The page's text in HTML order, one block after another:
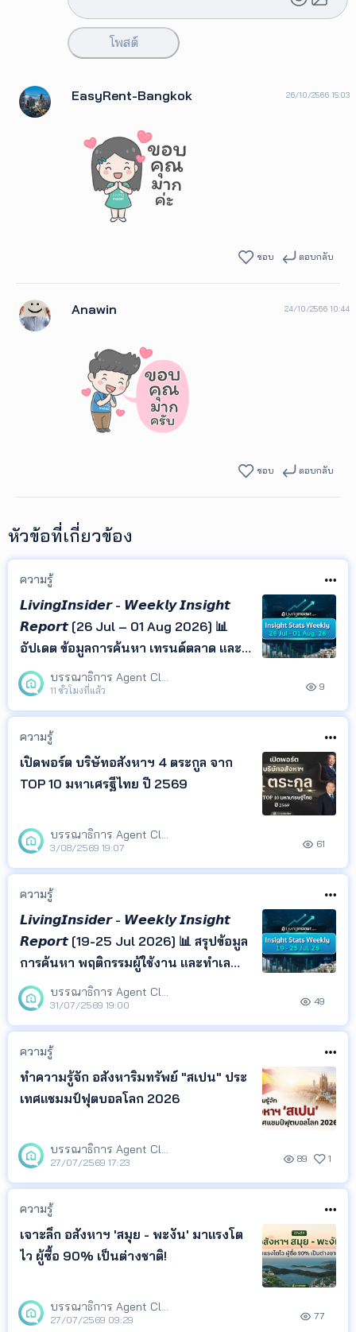
โพสต์
EasyRent-Bangkok 26/10/2566 15:03
ชอบ ตอบกลับ
Anawin 24/10/2566 10:44
ชอบ ตอบกลับ
หัวข้อที่เกี่ยวข้อง
ความรู้
𝙇𝙞𝙫𝙞𝙣𝙜𝙄𝙣𝙨𝙞𝙙𝙚𝙧 - 𝙒𝙚𝙚𝙠𝙡𝙮 𝙄𝙣𝙨𝙞𝙜𝙝𝙩
𝙍𝙚𝙥𝙤𝙧𝙩 [26 Jul – 01 Aug 2026] 📊
อัปเดต ข้อมูลการค้นหา เทรนด์ตลาด และ
ทำเลยอดนิยม จาก LivingInsider พร้อม
Insight ที่ช่วยให้คุณเข้าใจพฤติกรรมผู้
ค้นหา และติดตามทิศทางตลาด
อสังหาริมทรัพย์ได้ในที่เดียว
บรรณาธิการ Agent Club
11 ชั่วโมงที่แล้ว 9
ความรู้
เปิดพอร์ต บริษัทอสังหาฯ 4 ตระกูล จาก
TOP 10 มหาเศรฐีไทย ปี 2569
บรรณาธิการ Agent Club
3/08/2569 19:07 61
ความรู้
𝙇𝙞𝙫𝙞𝙣𝙜𝙄𝙣𝙨𝙞𝙙𝙚𝙧 - 𝙒𝙚𝙚𝙠𝙡𝙮 𝙄𝙣𝙨𝙞𝙜𝙝𝙩
𝙍𝙚𝙥𝙤𝙧𝙩 [19-25 Jul 2026] 📊 สรุปข้อมูล
การค้นหา พฤติกรรมผู้ใช้งาน และทำเล
ยอดนิยม จาก LivingInsider พร้อม
Insight ที่สะท้อนความสนใจของผู้ค้นหา
เพื่อช่วยให้เจ้าของอสังหาฯ เอเจนต์ และ
นักลงทุน ติดตามทิศทางตลาด และนำ
ข้อมูลไปวางแผนกา
บรรณาธิการ Agent Club
31/07/2569 19:00 49
ความรู้
ทำความรู้จัก อสังหาริมทรัพย์ "สเปน" ประ
เทศแชมมป์ฟุตบอลโลก 2026
บรรณาธิการ Agent Club
27/07/2569 17:23 89 1
ความรู้
เจาะลึก อสังหาฯ 'สมุย - พะงัน' มาแรงโต
ไว ผู้ซื้อ 90% เป็นต่างชาติ!
บรรณาธิการ Agent Club
27/07/2569 09:29 77